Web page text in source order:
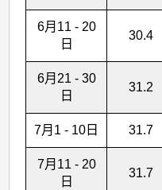
6月11 - 20
日
30.4
6月21 - 30
日
31.2
7月1 - 10日 31.7
7月11 - 20
日
31.7